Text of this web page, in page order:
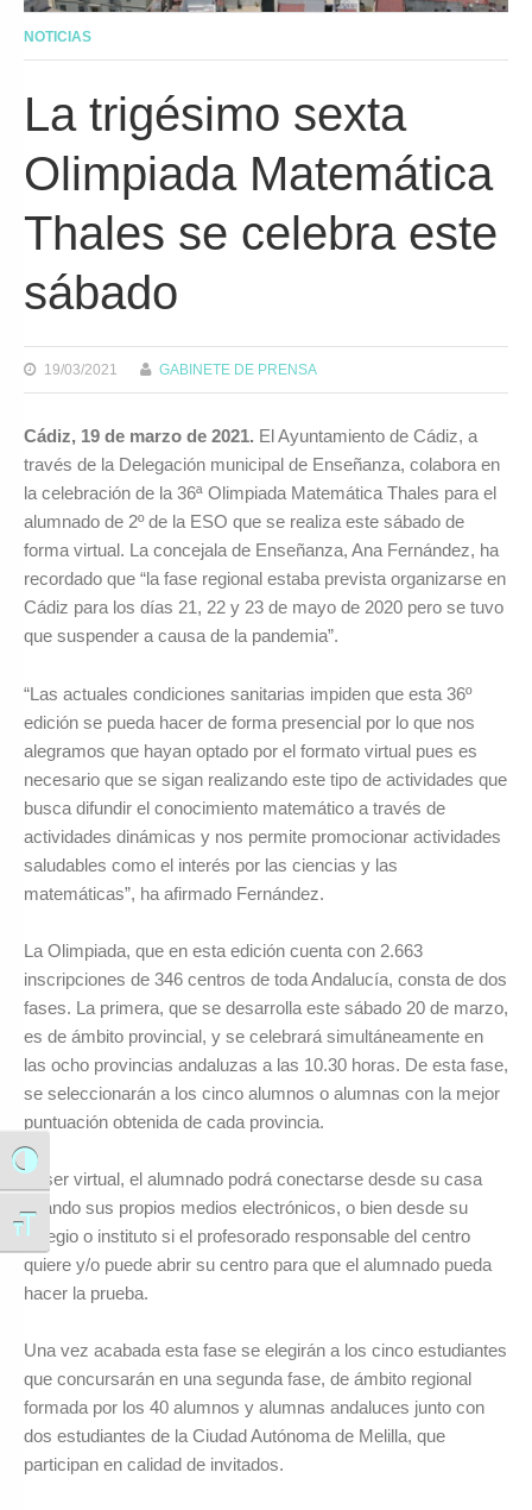
Alternar alto contraste
Alternar tamaño de letra
NOTICIAS
La trigésimo sexta
Olimpiada Matemática
Thales se celebra este
sábado
19/03/2021 GABINETE DE PRENSA
Cádiz, 19 de marzo de 2021. El Ayuntamiento de Cádiz, a
través de la Delegación municipal de Enseñanza, colabora en
la celebración de la 36ª Olimpiada Matemática Thales para el
alumnado de 2º de la ESO que se realiza este sábado de
forma virtual. La concejala de Enseñanza, Ana Fernández, ha
recordado que “la fase regional estaba prevista organizarse en
Cádiz para los días 21, 22 y 23 de mayo de 2020 pero se tuvo
que suspender a causa de la pandemia”.
“Las actuales condiciones sanitarias impiden que esta 36º
edición se pueda hacer de forma presencial por lo que nos
alegramos que hayan optado por el formato virtual pues es
necesario que se sigan realizando este tipo de actividades que
busca difundir el conocimiento matemático a través de
actividades dinámicas y nos permite promocionar actividades
saludables como el interés por las ciencias y las
matemáticas”, ha afirmado Fernández.
La Olimpiada, que en esta edición cuenta con 2.663
inscripciones de 346 centros de toda Andalucía, consta de dos
fases. La primera, que se desarrolla este sábado 20 de marzo,
es de ámbito provincial, y se celebrará simultáneamente en
las ocho provincias andaluzas a las 10.30 horas. De esta fase,
se seleccionarán a los cinco alumnos o alumnas con la mejor
puntuación obtenida de cada provincia.
Al ser virtual, el alumnado podrá conectarse desde su casa
usando sus propios medios electrónicos, o bien desde su
colegio o instituto si el profesorado responsable del centro
quiere y/o puede abrir su centro para que el alumnado pueda
hacer la prueba.
Una vez acabada esta fase se elegirán a los cinco estudiantes
que concursarán en una segunda fase, de ámbito regional
formada por los 40 alumnos y alumnas andaluces junto con
dos estudiantes de la Ciudad Autónoma de Melilla, que
participan en calidad de invitados.